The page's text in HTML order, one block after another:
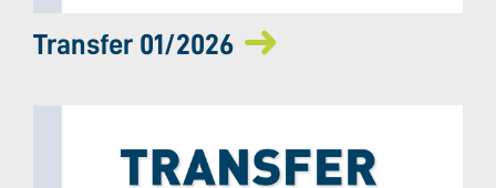
Transfer 01/2026